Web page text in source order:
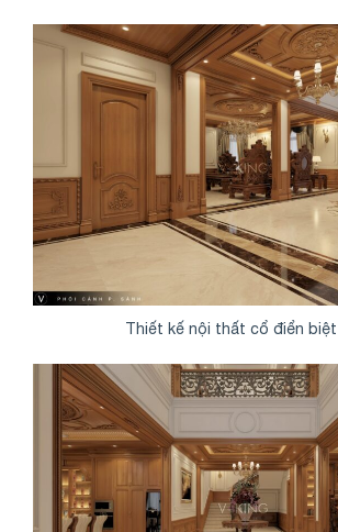
Thiết kế nội thất cổ điển